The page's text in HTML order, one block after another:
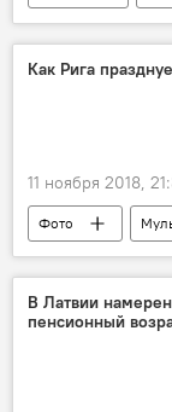
Как Рига
11 ноября 2018,
Фото
День Лачплесиса
В Латвии
пенсионный